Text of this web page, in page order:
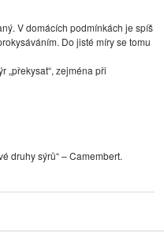
V domácích podmínkách je spíš
Do jisté míry se tomu
„překysat“, zejména při
druhy sýrů“ – Camembert.